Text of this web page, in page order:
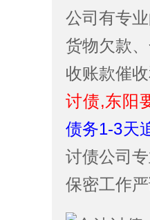
公司有专
货物欠款
收账款催
讨债,东阳
债务1-3天
讨债公司
保密工作